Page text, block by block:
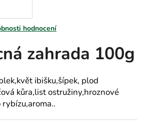
hodnocení
zahrada 100g
ibišku,šípek, plod
kůra,list ostružiny,hroznové